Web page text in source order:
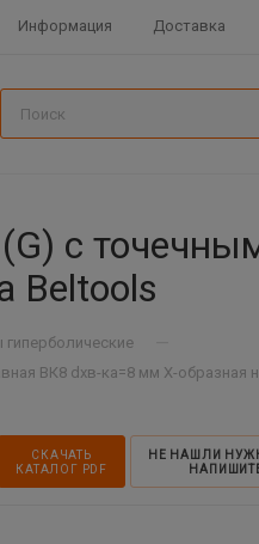
Информация Доставка
с
Beltools
ВК8 dхв-ка=8 мм Х-образная
СКАЧАТЬ
КАТАЛОГ PDF
НЕ НАШЛИ